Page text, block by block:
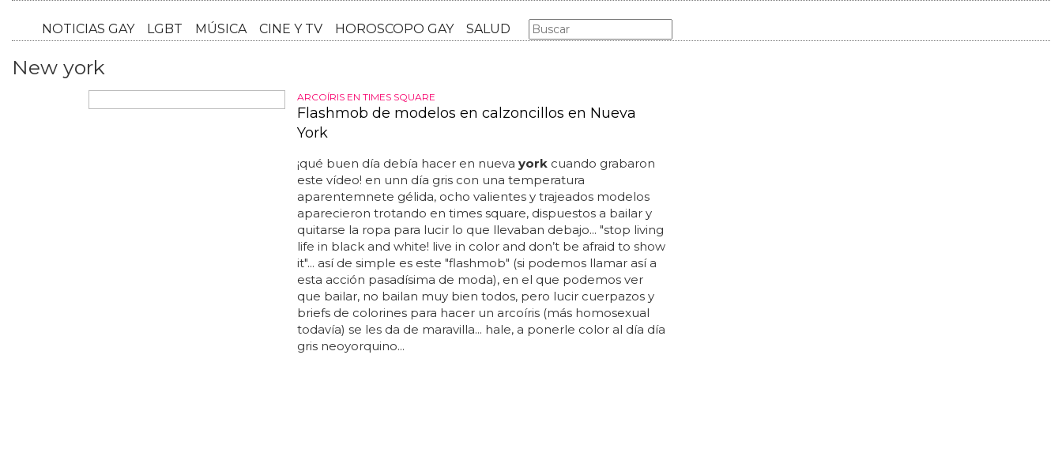
NOTICIAS GAY LGBT MÚSICA CINE Y TV
New york
ARCOÍRIS EN TIMES SQUARE
Flashmob de modelos en calzoncillos en Nueva
¡qué buen día debía hacer en nuevayorkcuando grabaron
este vídeo! en unn día gris con una temperatura
aparentemnete gélida, ocho valientes y trajeados modelos
aparecieron trotando en times square, dispuestos a bailar y
quitarse la ropa para lucir lo que llevaban debajo... "stop living
life in black and white! live in color and don’t be afraid to show
it"... así de simple es este "flashmob" (si podemos llamar así a
esta acción pasadísima de moda), en el que podemos ver
que bailar, no bailan muy bien todos, pero lucir cuerpazos y
briefs de colorines para hacer un arcoíris (más homosexual
todavía) se les da de maravilla... hale, a ponerle color al día día